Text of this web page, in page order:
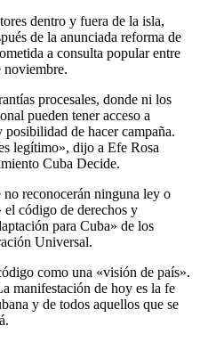
dentro y fuera de la isla,
de la anunciada reforma de
a consulta popular entre
noviembre.
procesales, donde ni los
pueden tener acceso a
de hacer campaña.
legítimo», dijo a Efe Rosa
Cuba Decide.
no reconocerán ninguna ley o
código de derechos y
para Cuba» de los
Universal.
como una «visión de país».
manifestación de hoy es la fe
y de todos aquellos que se